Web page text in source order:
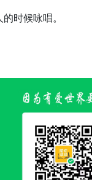
时候咏唱。